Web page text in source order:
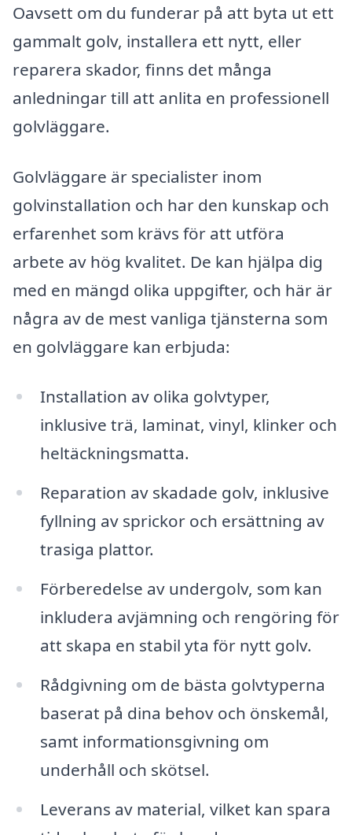
Oavsett om du funderar på att byta ut ett
gammalt golv, installera ett nytt, eller
reparera skador, finns det många
anledningar till att anlita en professionell
golvläggare.
Golvläggare är specialister inom
golvinstallation och har den kunskap och
erfarenhet som krävs för att utföra
arbete av hög kvalitet. De kan hjälpa dig
med en mängd olika uppgifter, och här är
några av de mest vanliga tjänsterna som
en golvläggare kan erbjuda:
Installation av olika golvtyper,
inklusive trä, laminat, vinyl, klinker och
heltäckningsmatta.
Reparation av skadade golv, inklusive
fyllning av sprickor och ersättning av
trasiga plattor.
Förberedelse av undergolv, som kan
inkludera avjämning och rengöring för
att skapa en stabil yta för nytt golv.
Rådgivning om de bästa golvtyperna
baserat på dina behov och önskemål,
samt informationsgivning om
underhåll och skötsel.
Leverans av material, vilket kan spara